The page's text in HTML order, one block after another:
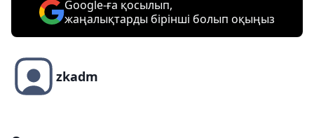
Google-ға қосылып,
жаңалықтарды бірінші болып оқыңыз
zkadm